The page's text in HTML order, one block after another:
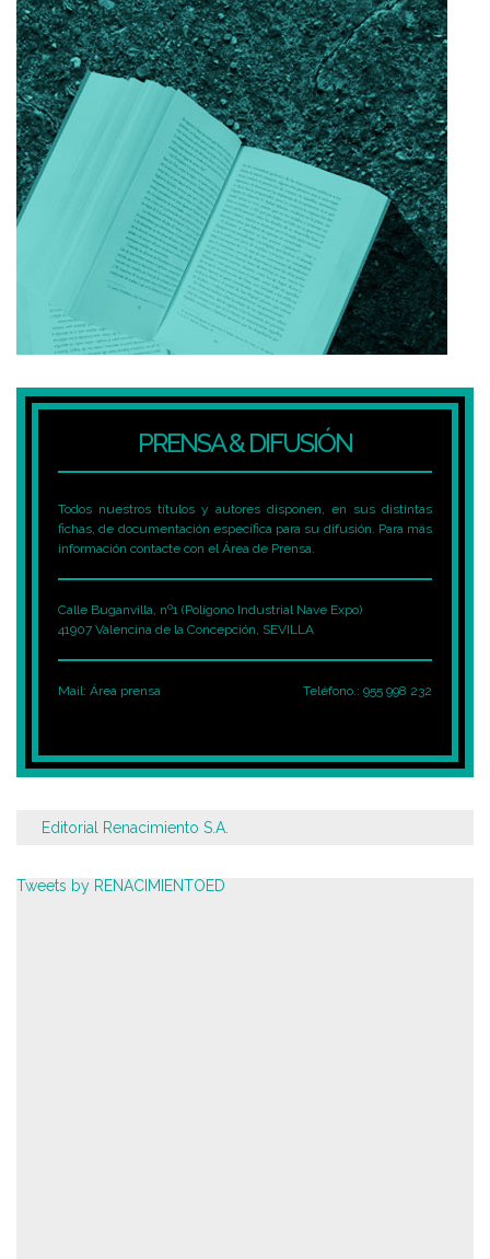
PRENSA & DIFUSIÓN
Todos nuestros títulos y autores disponen, en sus distintas
fichas, de documentación específica para su difusión. Para más
información contacte con el Área de Prensa.
Calle Buganvilla, nº1 (Polígono Industrial Nave Expo)
41907 Valencina de la Concepción, SEVILLA
Mail: Área prensa Teléfono.: 955 998 232
Editorial Renacimiento S.A.
Tweets by RENACIMIENTOED